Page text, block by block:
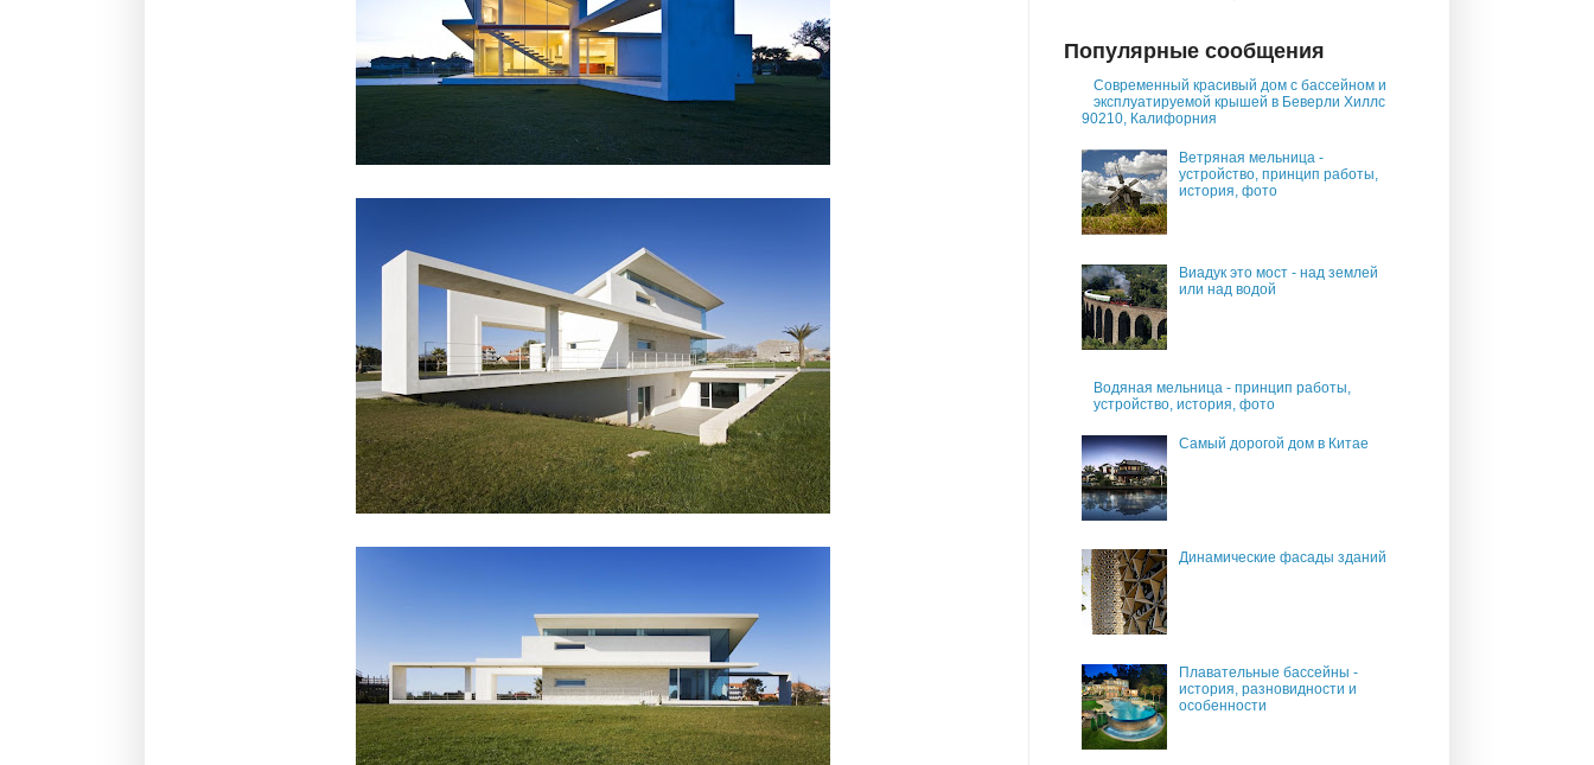
Популярные сообщения
Современный красивый дом с бассейном и
эксплуатируемой крышей в Беверли Хиллс
90210, Калифорния
Ветряная мельница -
устройство, принцип работы,
история, фото
Виадук это мост - над землей
или над водой
Водяная мельница - принцип работы,
устройство, история, фото
Самый дорогой дом в Китае
Динамические фасады зданий
Плавательные бассейны -
история, разновидности и
особенности